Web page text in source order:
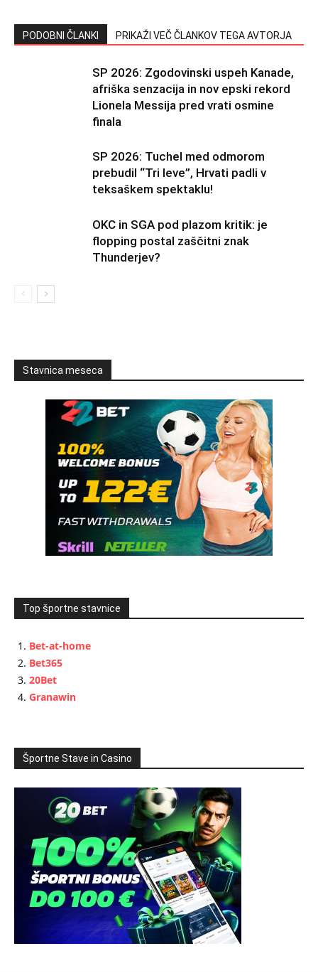
PODOBNI ČLANKI PRIKAŽI VEČ ČLANKOV TEGA AVTORJA
SP 2026: Zgodovinski uspeh Kanade,
afriška senzacija in nov epski rekord
Lionela Messija pred vrati osmine
finala
SP 2026: Tuchel med odmorom
prebudil “Tri leve”, Hrvati padli v
teksaškem spektaklu!
OKC in SGA pod plazom kritik: je
flopping postal zaščitni znak
Thunderjev?
Stavnica meseca
Top športne stavnice
Bet-at-home
Bet365
20Bet
Granawin
Športne Stave in Casino